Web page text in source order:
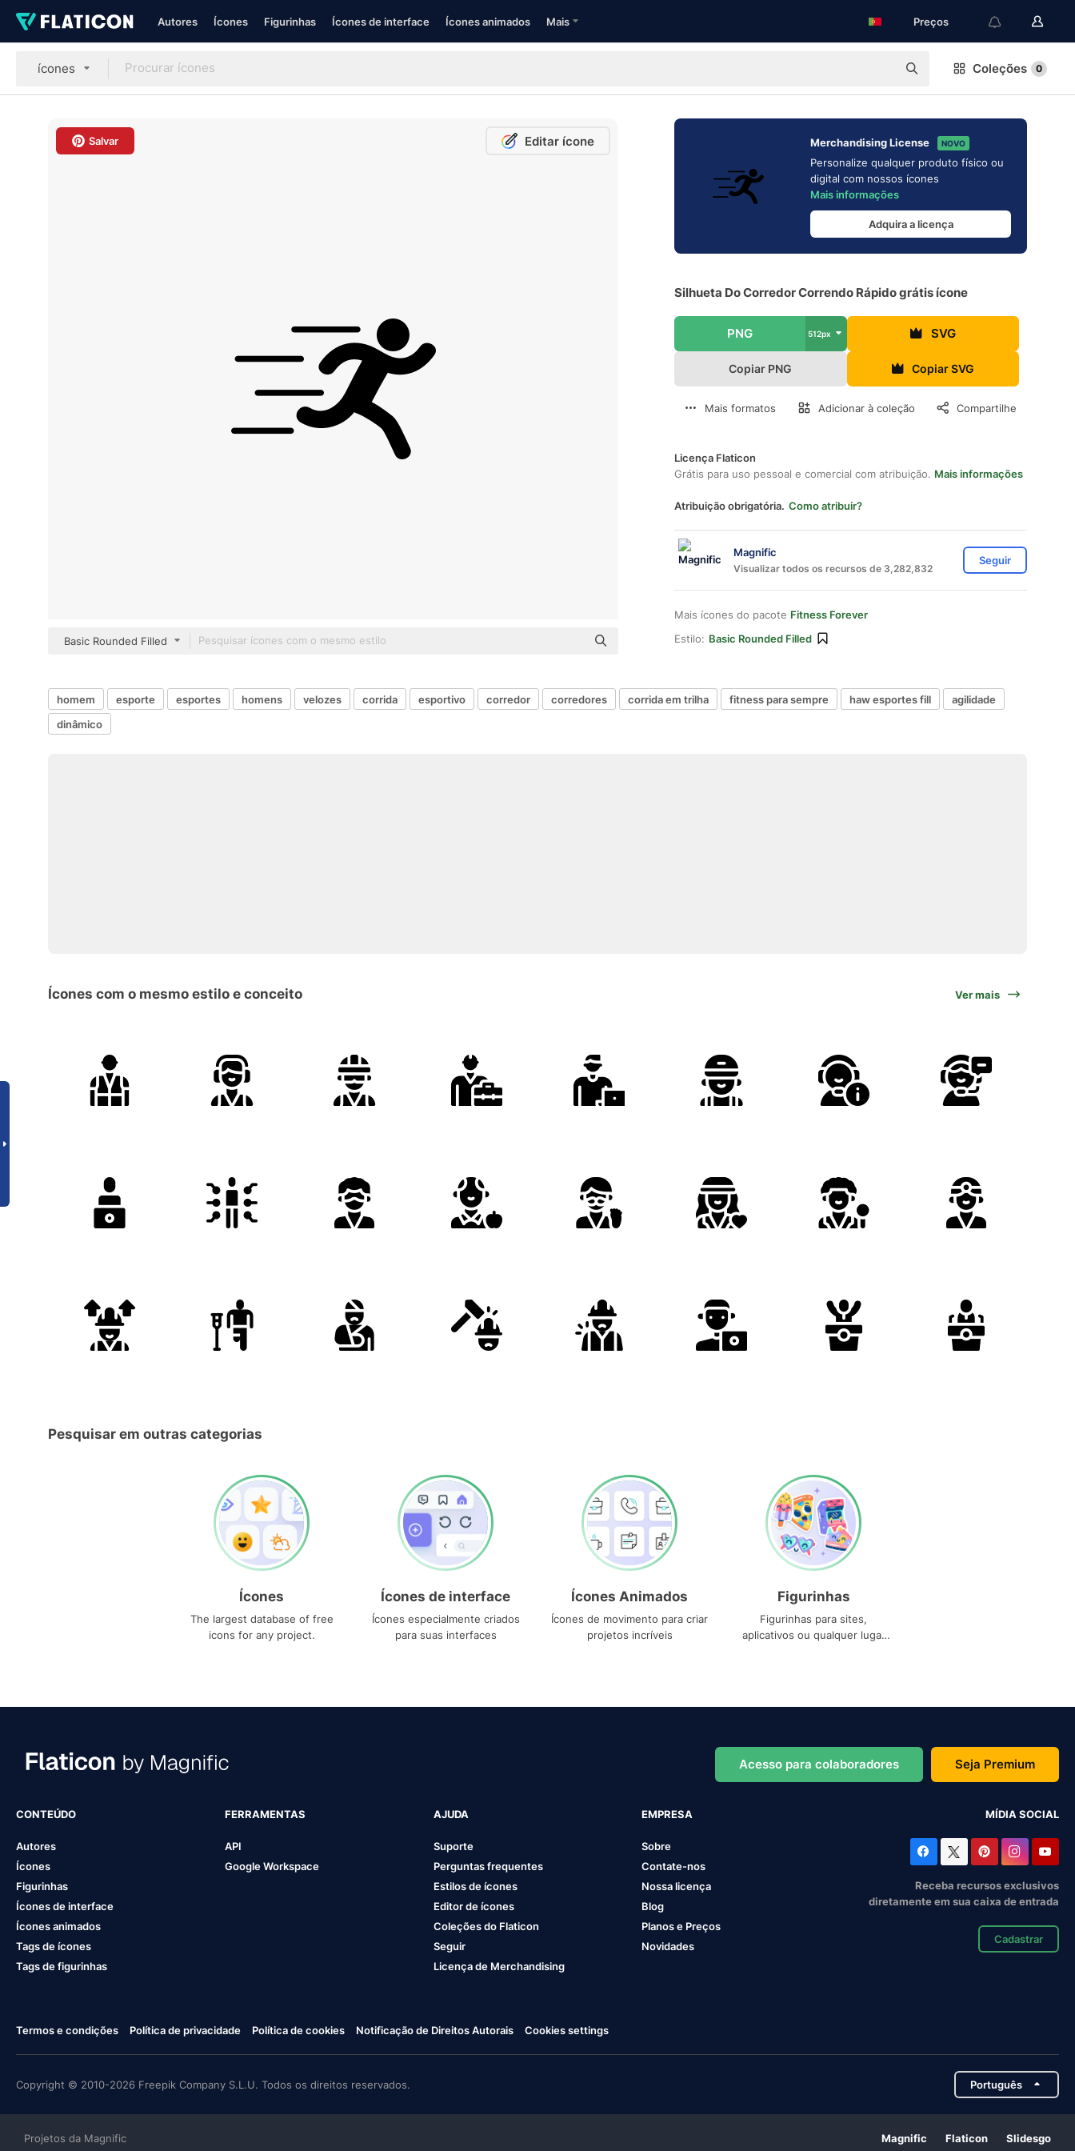
Autores Ícones Figurinhas Ícones de interface Ícones animados Mais Preços
ícones Coleções 0
Salvar Editar ícone
Basic Rounded Filled
Merchandising License NOVO
Personalize qualquer produto físico ou
digital com nossos ícones
Mais informações
Adquira a licença
Silhueta Do Corredor Correndo Rápido grátis ícone
PNG 512px SVG
Copiar PNG Copiar SVG
Mais formatos Adicionar à coleção Compartilhe
Licença Flaticon
Grátis para uso pessoal e comercial com atribuição. Mais informações
Atribuição obrigatória. Como atribuir?
Magnific
Visualizar todos os recursos de 3,282,832
Seguir
Mais ícones do pacote Fitness Forever
Estilo: Basic Rounded Filled
homem esporte esportes homens velozes corrida esportivo corredor corredores corrida em trilha fitness para sempre haw esportes fill
agilidade
dinâmico
Ícones com o mesmo estilo e conceito Ver mais
Pesquisar em outras categorias
Ícones
The largest database of free
icons for any project.
Ícones de interface
Ícones especialmente criados
para suas interfaces
Ícones Animados
Ícones de movimento para criar
projetos incríveis
Figurinhas
Figurinhas para sites,
aplicativos ou qualquer lugar
Acesso para colaboradores Seja Premium
CONTEÚDO
Autores
Ícones
Figurinhas
Ícones de interface
Ícones animados
Tags de ícones
Tags de figurinhas
FERRAMENTAS
API
Google Workspace
AJUDA
Suporte
Perguntas frequentes
Estilos de ícones
Editor de ícones
Coleções do Flaticon
Seguir
Licença de Merchandising
EMPRESA
Sobre
Contate-nos
Nossa licença
Blog
Planos e Preços
Novidades
MÍDIA SOCIAL
Receba recursos exclusivos
diretamente em sua caixa de entrada
Cadastrar
Termos e condições Política de privacidade Política de cookies Notificação de Direitos Autorais Cookies settings
Copyright © 2010-2026 Freepik Company S.L.U. Todos os direitos reservados. Português
Projetos da Magnific Magnific Flaticon Slidesgo